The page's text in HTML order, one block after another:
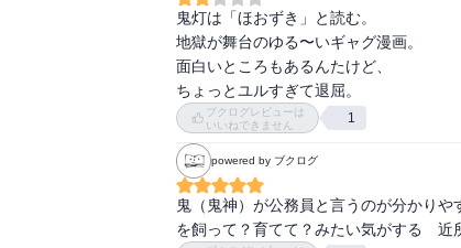
鬼灯は「ほおずき」と読む。
地獄が舞台のゆる〜いギャグ漫画。
面白いところもあるんたけど、
ちょっとユルすぎて退屈。
ブクログレビューは
いいねできません
1
powered by ブクログ
鬼（鬼神）が公務員と言うのが分かり
を飼って？育てて？みたい気がする　近